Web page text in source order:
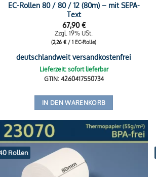
EC-Rollen 80 / 80 / 12 (80m) – mit SEPA-
Text
67,90€
Zzgl. 19% USt.
(2,26€ / 1 EC-Rolle)
deutschlandweit versandkostenfrei
Lieferzeit: sofort lieferbar
GTIN: 4260417550734
IN DEN WARENKORB
Rollen